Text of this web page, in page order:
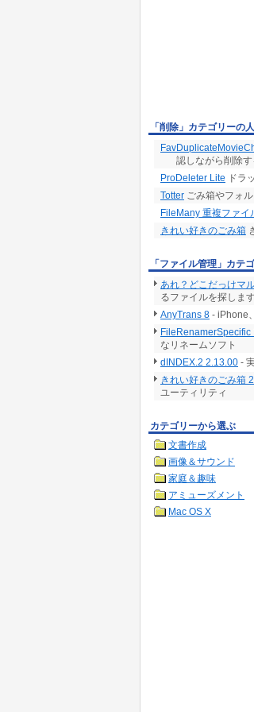
「削除」カテゴリーの
認しながら削除す
ProDeleter Lite ドラ
Totter ごみ箱やフォ
FileMany 重複ファイ
きれい好きのごみ箱
「ファイル管理」カテ
あれ？どこだっけマ
るファイルを探します
AnyTrans 8 - iPhone
FileRenamerSpecific
なリネームソフト
dINDEX.2 2.13.00 -
きれい好きのごみ箱
ユーティリティ
カテゴリーから選ぶ
文書作成
画像＆サウンド
家庭＆趣味
アミューズメント
Mac OS X